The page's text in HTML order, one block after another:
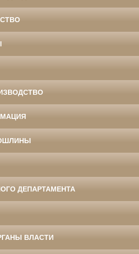
ДЕПАРТАМЕНТА
ВЛАСТИ